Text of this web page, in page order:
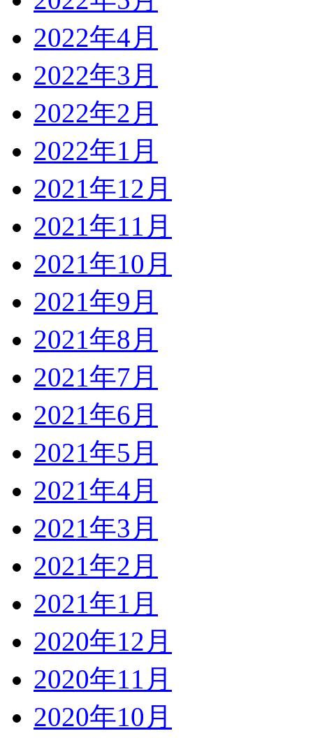
2022年4月
2022年3月
2022年2月
2022年1月
2021年12月
2021年11月
2021年10月
2021年9月
2021年8月
2021年7月
2021年6月
2021年5月
2021年4月
2021年3月
2021年2月
2021年1月
2020年12月
2020年11月
2020年10月